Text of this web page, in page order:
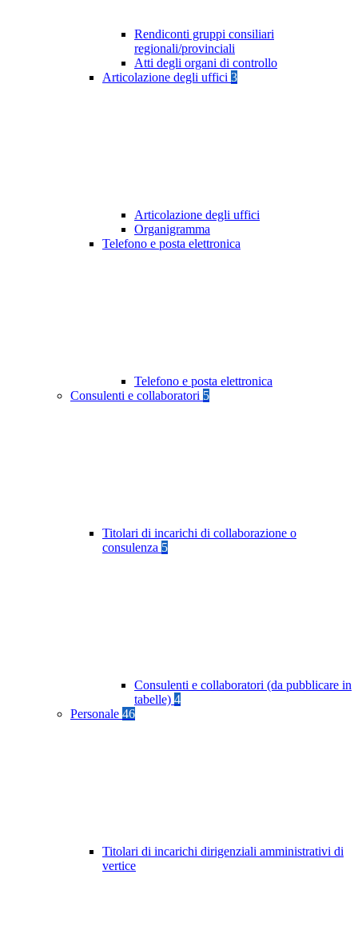
Rendiconti gruppi consiliari
regionali/provinciali
Atti degli organi di controllo
Articolazione degli uffici 3
Articolazione degli uffici
Organigramma
Telefono e posta elettronica
Telefono e posta elettronica
Consulenti e collaboratori 5
Titolari di incarichi di collaborazione o
consulenza 5
Consulenti e collaboratori (da pubblicare in
tabelle) 4
Personale 46
Titolari di incarichi dirigenziali amministrativi di
vertice